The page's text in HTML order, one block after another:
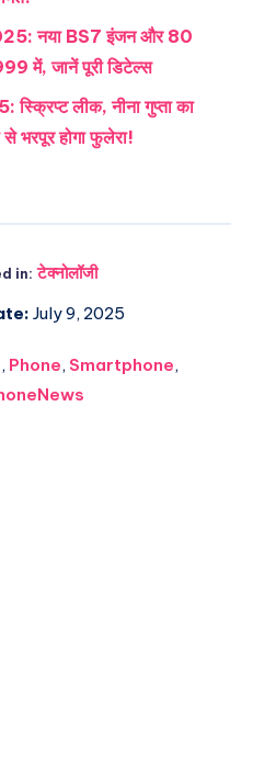
नया BS7 इंजन और 80
में, जानें पूरी डिटेल्स
लीक, नीना गुप्ता का
भरपूर होगा फुलेरा!
in: टेक्नोलॉजी
July 9, 2025
, Phone, Smartphone,